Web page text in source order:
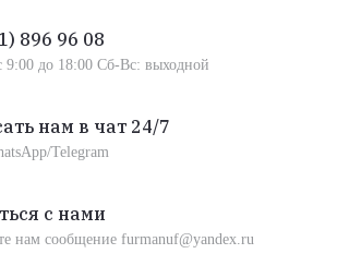
896 96 08
до 18:00 Сб-Вс: выходной
нам в чат 24/7
Telegram
с нами
нам сообщение furmanuf@yandex.ru